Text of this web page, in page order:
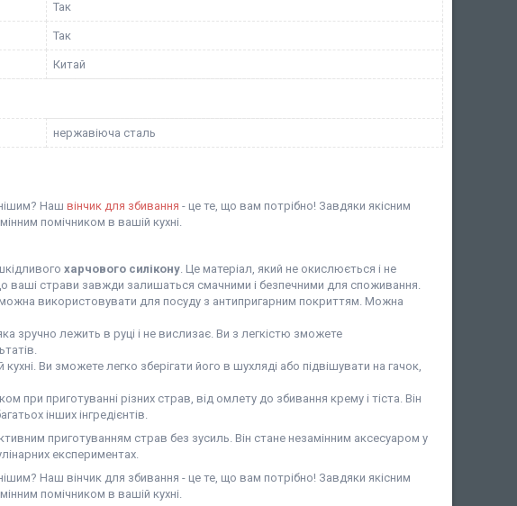
Так
Так
Китай
нержавіюча сталь
Наш вінчик для збивання - це те, що вам потрібно! Завдяки якісним
помічником в вашій кухні.
харчового силікону . Це матеріал, який не окислюється і не
ваші страви завжди залишаться смачними і безпечними для споживання.
використовувати для посуду з антипригарним покриттям. Можна
яка зручно лежить в руці і не вислизає. Ви з легкістю зможете
Ви зможете легко зберігати його в шухляді або підвішувати на гачок,
при приготуванні різних страв, від омлету до збивання крему і тіста. Він
інших інгредієнтів.
приготуванням страв без зусиль. Він стане незамінним аксесуаром у
експериментах.
Наш вінчик для збивання - це те, що вам потрібно! Завдяки якісним
помічником в вашій кухні.